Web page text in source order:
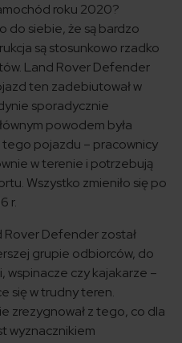
roku 2020?
do siebie, że są bardzo
są stosunkowo rzadko
Land Rover Defender
ten zadebiutował w
sporadycznie
powodem była
pojazdu – pracownicy
w terenie i potrzebują
Wszystko zmieniło się po
r.
Defender został
grupie odbiorców, do
wspinacze czy kajakarze –
się w trudny teren.
zrezygnował z tego, co dla
wyznacznikiem